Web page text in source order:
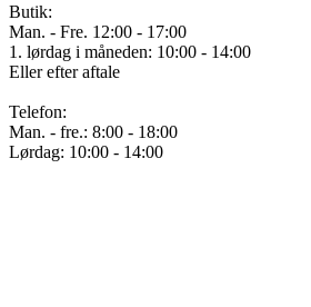
Butik:
Man. - Fre. 12:00 - 17:00
1. lørdag i måneden: 10:00 - 14:00
Eller efter aftale
Telefon:
Man. - fre.: 8:00 - 18:00
Lørdag: 10:00 - 14:00